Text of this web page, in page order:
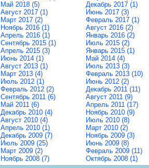
Май 2018 (5)
Август 2017 (1)
Март 2017 (2)
Ноябрь 2016 (1)
Апрель 2016 (1)
Сентябрь 2015 (1)
Апрель 2015 (3)
Июнь 2014 (1)
Август 2013 (1)
Март 2013 (4)
Июль 2012 (1)
Февраль 2012 (2)
Сентябрь 2011 (6)
Май 2011 (6)
Декабрь 2010 (4)
Август 2010 (4)
Апрель 2010 (1)
Декабрь 2009 (7)
Июль 2009 (25)
Март 2009 (2)
Ноябрь 2008 (7)
Декабрь 2017 (1)
Июнь 2017 (3)
Февраль 2017 (1)
Август 2016 (2)
Январь 2016 (2)
Июль 2015 (2)
Январь 2015 (1)
Май 2014 (4)
Июль 2013 (3)
Февраль 2013 (10)
Июнь 2012 (2)
Декабрь 2011 (11)
Август 2011 (9)
Апрель 2011 (17)
Ноябрь 2010 (9)
Июль 2010 (8)
Март 2010 (2)
Ноябрь 2009 (3)
Июнь 2009 (8)
Февраль 2009 (11)
Октябрь 2008 (1)